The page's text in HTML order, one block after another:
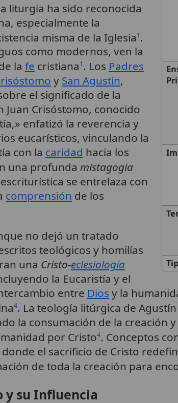
liturgia ha sido reconocida
especialmente la
misma de la Iglesia1.
como modernos, ven la
la fe cristiana1. Los Padres
y San Agustín,
el significado de la
Juan Crisóstomo, conocido
enfatizó la reverencia y
eucarísticos, vinculando la
con la caridad hacia los
una profunda mistagogia
se entrelaza con
comprensión de los
no dejó un tratado
teológicos y homilías
una Cristo-eclesiología
la Eucaristía y el
entre Dios y la
4. La teología litúrgica de
la consumación de la creación
por Cristo4. Conceptos
el sacrificio de Cristo
de toda la creación para
y su Influencia